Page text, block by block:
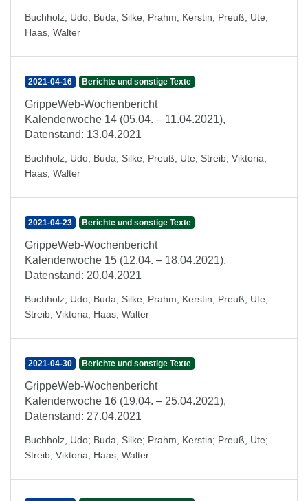
Buchholz, Udo; Buda, Silke; Prahm, Kerstin; Preuß, Ute;
Haas, Walter
2021-04-16 Berichte und sonstige Texte
GrippeWeb-Wochenbericht
Kalenderwoche 14 (05.04. – 11.04.2021),
Datenstand: 13.04.2021
Buchholz, Udo; Buda, Silke; Preuß, Ute; Streib, Viktoria;
Haas, Walter
2021-04-23 Berichte und sonstige Texte
GrippeWeb-Wochenbericht
Kalenderwoche 15 (12.04. – 18.04.2021),
Datenstand: 20.04.2021
Buchholz, Udo; Buda, Silke; Prahm, Kerstin; Preuß, Ute;
Streib, Viktoria; Haas, Walter
2021-04-30 Berichte und sonstige Texte
GrippeWeb-Wochenbericht
Kalenderwoche 16 (19.04. – 25.04.2021),
Datenstand: 27.04.2021
Buchholz, Udo; Buda, Silke; Prahm, Kerstin; Preuß, Ute;
Streib, Viktoria; Haas, Walter